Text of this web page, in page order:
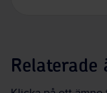
Relaterade